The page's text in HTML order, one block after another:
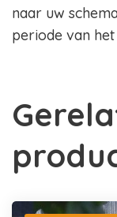
naar uw
periode van het